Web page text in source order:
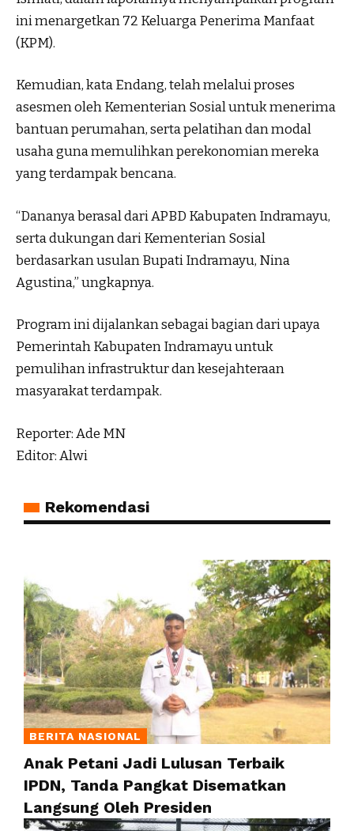
ini menargetkan 72 Keluarga Penerima Manfaat
(KPM).
Kemudian, kata Endang, telah melalui proses
asesmen oleh Kementerian Sosial untuk menerima
bantuan perumahan, serta pelatihan dan modal
usaha guna memulihkan perekonomian mereka
yang terdampak bencana.
“Dananya berasal dari APBD Kabupaten Indramayu,
serta dukungan dari Kementerian Sosial
berdasarkan usulan Bupati Indramayu, Nina
Agustina,” ungkapnya.
Program ini dijalankan sebagai bagian dari upaya
Pemerintah Kabupaten Indramayu untuk
pemulihan infrastruktur dan kesejahteraan
masyarakat terdampak.
Reporter: Ade MN
Editor: Alwi
Rekomendasi
BERITA NASIONAL
Anak Petani Jadi Lulusan Terbaik
IPDN, Tanda Pangkat Disematkan
Langsung Oleh Presiden